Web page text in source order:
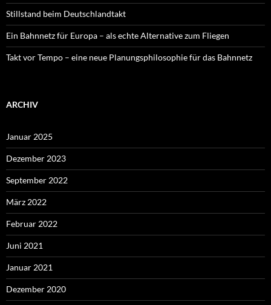
Stillstand beim Deutschlandtakt
Ein Bahnnetz für Europa – als echte Alternative zum Fliegen
Takt vor Tempo – eine neue Planungsphilosophie für das Bahnnetz
ARCHIV
Januar 2025
Dezember 2023
September 2022
März 2022
Februar 2022
Juni 2021
Januar 2021
Dezember 2020